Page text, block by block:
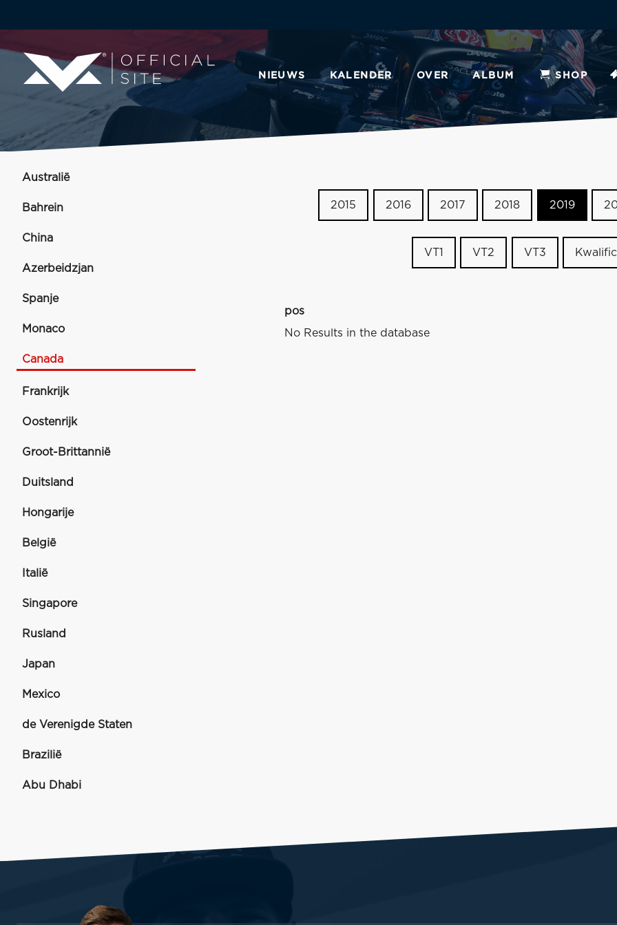
NIEUWS KALENDER OVER ALBUM SHOP
Australië
Bahrein
China
Azerbeidzjan
Spanje
Monaco
Canada
Frankrijk
Oostenrijk
Groot-Brittannië
Duitsland
Hongarije
België
Italië
Singapore
Rusland
Japan
Mexico
de Verenigde Staten
Brazilië
Abu Dhabi
2015 2016 2017 2018 2019
VT1 VT2 VT3
pos
No Results in the database